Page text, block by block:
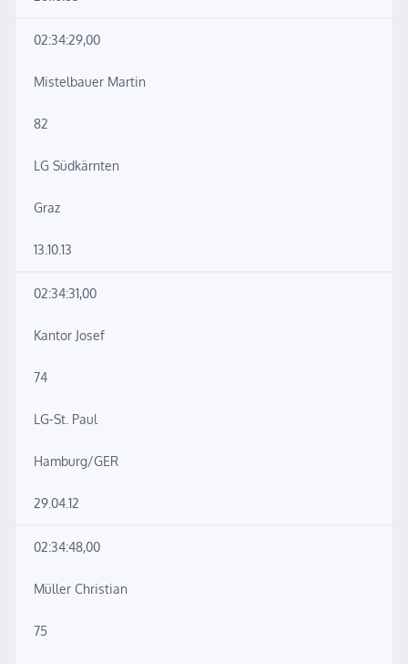
02:34:29,00
Mistelbauer Martin
82
LG Südkärnten
Graz
13.10.13
02:34:31,00
Kantor Josef
74
LG-St. Paul
Hamburg/GER
29.04.12
02:34:48,00
Müller Christian
75